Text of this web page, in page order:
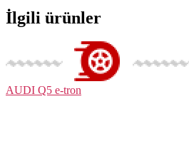
İlgili ürünler
AUDI Q5 e-tron